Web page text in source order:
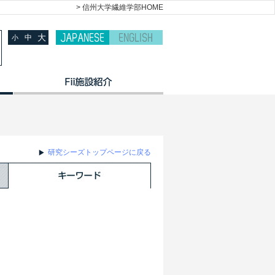
> 信州大学繊維学部HOME
小 中 大
研究シーズトップページに戻る